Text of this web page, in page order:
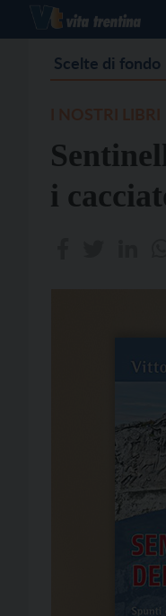
Scelte di fondo
i